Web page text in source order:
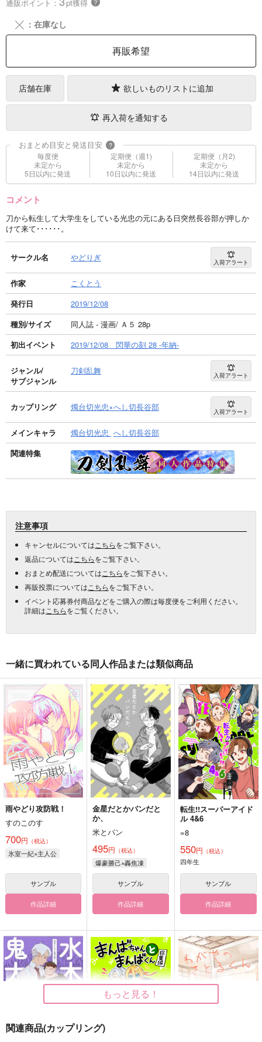
通販ポイント： pt獲得
╳ ：在庫なし
再販希望
店舗在庫 欲しいものリストに追加
再入荷を通知する
おまとめ目安と発送目安 ?
毎度便
未定から
5日以内に発送
定期便（週1)
未定から
10日以内に発送
定期便（月2)
未定から
14日以内に発送
コメント
刀から転生して大学生をしている光忠の元にある日突然長谷部が押しか
けて来て･･････。
サークル名 やどりぎ 入荷アラート
作家
こくとう
発行日
2019/12/08
種別/サイズ
同人誌 - 漫画/ Ａ５ 28p
初出イベント
2019/12/08 閃華の刻 28 -年納-
ジャンル/
サブジャンル
刀剣乱舞 入荷アラート
カップリング 燭台切光忠×へし切長谷部 入荷アラート
メインキャラ 燭台切光忠 へし切長谷部
関連特集
注意事項
キャンセルについては こちらをご覧下さい。
返品については こちらをご覧下さい。
おまとめ配送については こちらをご覧下さい。
再販投票については こちらをご覧下さい。
イベント応募券付商品などをご購入の際は毎度便をご利用ください。
詳細は こちらをご覧ください。
一緒に買われている同人作品または類似商品
雨やどり攻防戦！
すのこのす
700円 （税込）
氷室一紀×主人公
サンプル
作品詳細
金星だとかパンだと
か、
米とパン
495円 （税込）
爆豪勝己×轟焦凍
サンプル
作品詳細
転生!!スーパーアイド
ル 4&6
=8
550円 （税込）
四年生
サンプル
作品詳細
もっと見る！
関連商品(カップリング)